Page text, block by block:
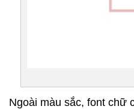
Ngoài màu sắc, font chữ